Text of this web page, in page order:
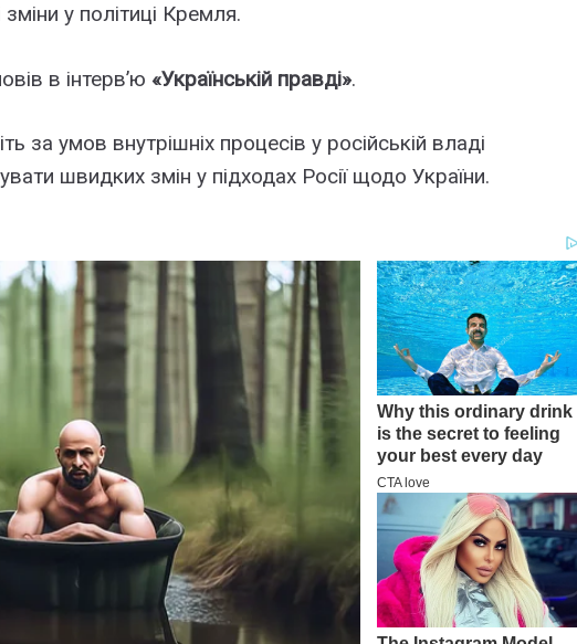
у політиці Кремля.
в інтерв’ю «Українській правді».
за умов внутрішніх процесів у російській владі
швидких змін у підходах Росії щодо України.